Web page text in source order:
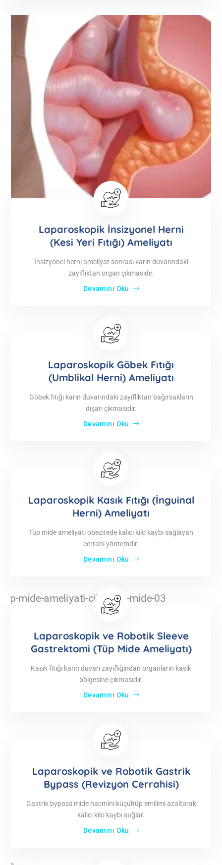
Laparoskopik İnsizyonel Herni
(Kesi Yeri Fıtığı) Ameliyatı
İnsizyonel herni ameliyat sonrası karın duvarındaki
zayıflıktan organ çıkmasıdır.
Devamını Oku
Laparoskopik Göbek Fıtığı
(Umblikal Herni) Ameliyatı
Göbek fıtığı karın duvarındaki zayıflıktan bağırsakların
dışarı çıkmasıdır.
Devamını Oku
Laparoskopik Kasık Fıtığı (İnguinal
Herni) Ameliyatı
Tüp mide ameliyatı obezitede kalıcı kilo kaybı sağlayan
cerrahi yöntemdir.
Devamını Oku
Laparoskopik ve Robotik Sleeve
Gastrektomi (Tüp Mide Ameliyatı)
Kasık fıtığı karın duvarı zayıflığından organların kasık
bölgesine çıkmasıdır.
Devamını Oku
Laparoskopik ve Robotik Gastrik
Bypass (Revizyon Cerrahisi)
Gastrik bypass mide hacmini küçültüp emilimi azaltarak
kalıcı kilo kaybı sağlar.
Devamını Oku